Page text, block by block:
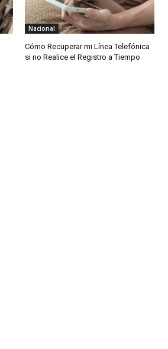
Nacional
Cómo Recuperar mi Línea Telefónica
si no Realice el Registro a Tiempo